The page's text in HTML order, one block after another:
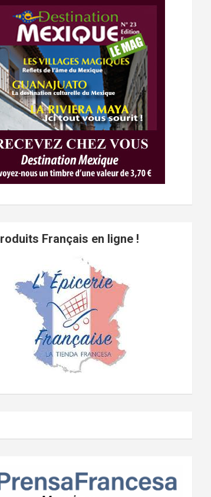
Français en ligne !